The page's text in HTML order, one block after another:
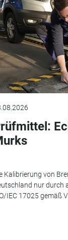
Kalibrierung von
nur durch
IEC 17025 gemäß